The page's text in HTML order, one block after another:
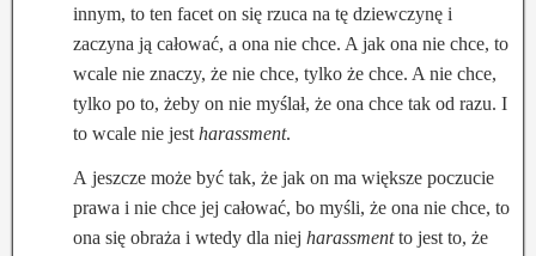
innym, to ten facet on się rzuca na tę dziewczynę i
zaczyna ją całować, a ona nie chce. A jak ona nie chce, to
wcale nie znaczy, że nie chce, tylko że chce. A nie chce,
tylko po to, żeby on nie myślał, że ona chce tak od razu. I
to wcale nie jest harassment.
A jeszcze może być tak, że jak on ma większe poczucie
prawa i nie chce jej całować, bo myśli, że ona nie chce, to
ona się obraża i wtedy dla niej harassmentto jest to, że